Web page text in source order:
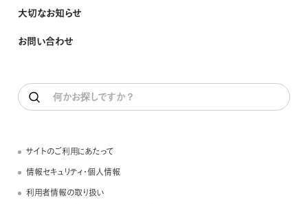
大切なお知らせ
お問い合わせ
サイトのご利用にあたって
情報セキュリティ・個人情報
利用者情報の取り扱い